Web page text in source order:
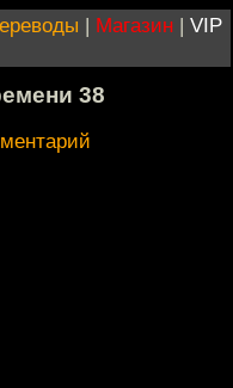
| Магазин | VIP
38